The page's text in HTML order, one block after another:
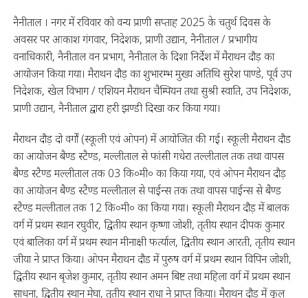
नैनीताल । नगर में रविवार को वन्य प्राणी सप्ताह 2025 के चतुर्थ दिवस के
अवसर पर आकाश गंगवार, निदेशक, प्राणी उद्यान, नैनीताल / प्रभागीय
वनाधिकारी, नैनीताल वन प्रभाग, नैनीताल के दिशा निर्देश में मैराथन दौड़ का
आयोजन किया गया। मैराथन दौड़ का शुभारम्भ मुख्य अतिथि सुरेश पाण्डे, पूर्व उप
निदेशक, खेल विभाग / एशियन मैराथन चैम्पियन तथा सुश्री स्वाति, उप निदेशक,
प्राणी उद्यान, नैनीताल द्वारा हरी झण्डी दिखा कर किया गया।
मैराथन दौड़ दो वर्गों (स्कूली एवं ओपन) में आयोजित की गई। स्कूली मैराथन दौड
का आयोजन बैण्ड स्टैण्ड, मल्लीताल से फांसी गधेरा तल्लीताल तक तथा वापस
बैण्ड स्टैण्ड मल्लीताल तक 03 कि०मी० का किया गया, एवं ओपन मैराथन दौड़
का आयोजन बैण्ड स्टैण्ड मल्लीताल से पाईन्स तक तथा वापस पाईन्स से बैण्ड
स्टैण्ड मल्लीताल तक 12 कि०मी० का किया गया। स्कूली मैराथन दौड़ में बालक
वर्ग में प्रथम स्थान रघुवीर, द्वितीय स्थान कृष्णा जोशी, तृतीय स्थान दीपक कुमार
एवं बालिका वर्ग में प्रथम स्थान मीनाक्षी फर्त्याल, द्वितीय स्थान आरती, तृतीय स्थान
जीया ने प्राप्त किया। ओपन मैराथन दौड में पुरुष वर्ग में प्रथम स्थान विपिन जोशी,
द्वितीय स्थान बृजेश कुमार, तृतीय स्थान अमन बिष्ट तथा महिला वर्ग में प्रथम स्थान
साधना, द्वितीय स्थान मेघा, तृतीय स्थान राधा ने प्राप्त किया। मैराथन दौड में कुल